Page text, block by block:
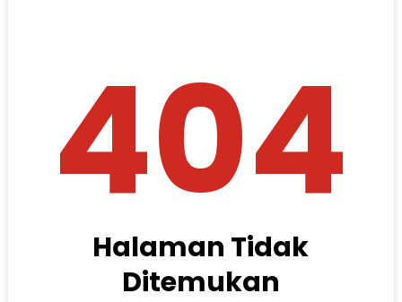
404
Halaman Tidak
Ditemukan